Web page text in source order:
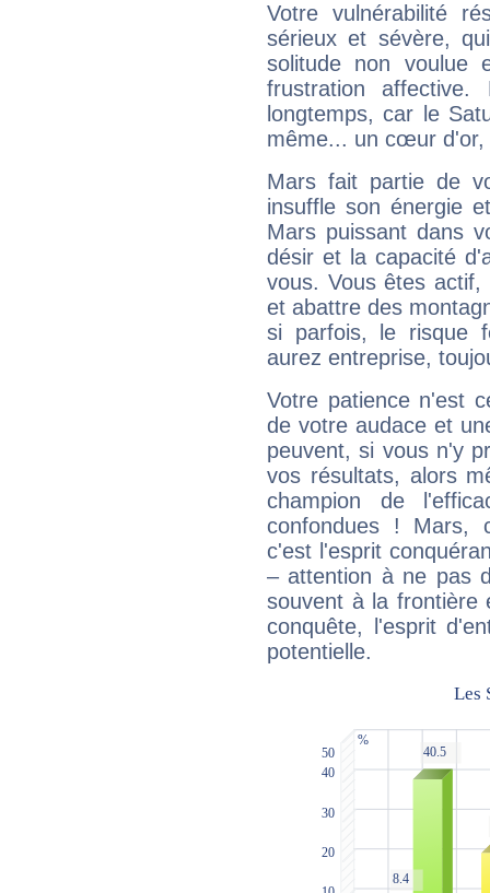
Votre vulnérabilité
sérieux et sévère,
solitude non voulue
frustration
longtemps, car le
même... un cœur d'or,
Mars fait partie de
insuffle son énergie
Mars puissant dans
désir et la capacité
vous. Vous êtes
et abattre des
si parfois, le risque
aurez entreprise,
Votre patience n'est
de votre audace et
peuvent, si vous n'y
vos résultats, alors
champion de
confondues ! Mars,
c'est l'esprit
– attention à ne pas
souvent à la frontière
conquête, l'esprit
potentielle.